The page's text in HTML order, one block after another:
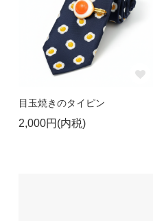
目玉焼きのタイピン
2,000円(内税)